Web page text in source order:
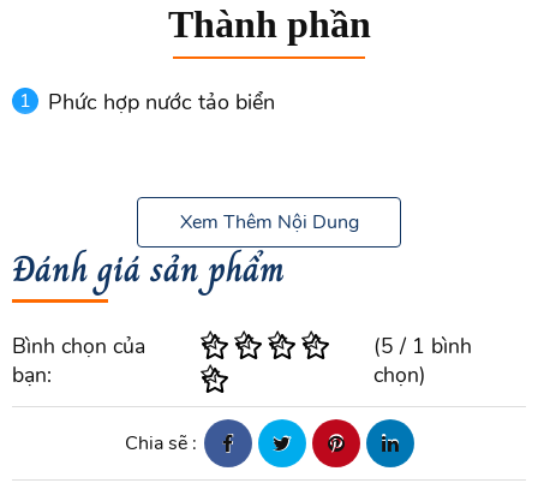
Thành phần
Phức hợp nước tảo biển
Dầu Babassu
qua (Water), Dimethicone, Distarch Phosphate,
Neopentyl Glycol Diheptanoate, Simmondsia
Chinensis (Jojoba) Seed Oil, Squalane, Butylene
Glycol, Cyclopentasiloxane, Glycerin, Orbignya
Oleifera Seed Oil, Cyclohexasiloxane, Cetearyl
Alcohol, Butyrospermum Parkii (Shea) Butter,
Xem Thêm Nội Dung
Đánh giá sản phẩm
Bình chọn của
bạn:
(5 / 1 bình
chọn)
Chia sẽ :